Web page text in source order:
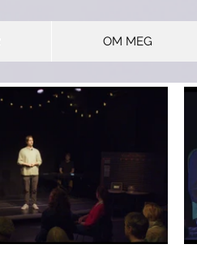
OM MEG